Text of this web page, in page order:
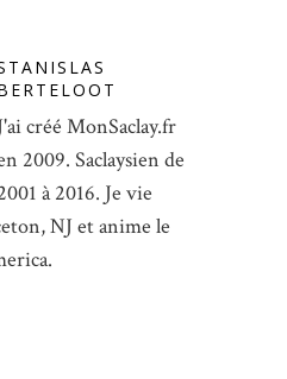
créé MonSaclay.fr
2009. Saclaysien de
à 2016. Je vie
NJ et anime le